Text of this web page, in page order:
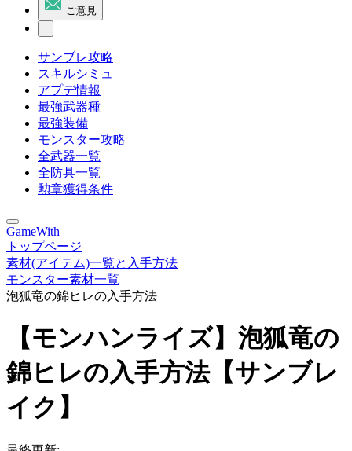
ご意見
サンブレ攻略
スキルシミュ
アプデ情報
最強武器種
最強装備
モンスター攻略
全武器一覧
全防具一覧
勲章獲得条件
GameWith
トップページ
素材(アイテム)一覧と入手方法
モンスター素材一覧
泡狐竜の錦ヒレの入手方法
【モンハンライズ】泡狐竜の
錦ヒレの入手方法【サンブレ
イク】